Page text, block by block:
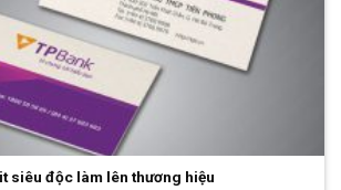
siêu độc làm lên thương hiệu